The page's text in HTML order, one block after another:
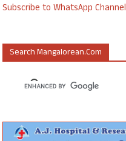
Subscribe to WhatsApp Channel
Search Mangalorean.com